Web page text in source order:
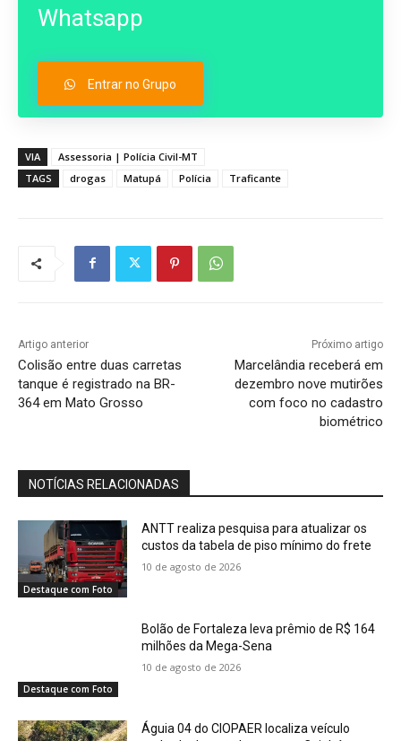
Whatsapp
Entrar no Grupo
VIA
Assessoria | Polícia Civil-MT
TAGS
drogas Matupá Polícia Traficante
Artigo anterior
Colisão entre duas carretas
tanque é registrado na BR-
364 em Mato Grosso
Próximo artigo
Marcelândia receberá em
dezembro nove mutirões
com foco no cadastro
biométrico
NOTÍCIAS RELACIONADAS
Destaque com Foto
ANTT realiza pesquisa para atualizar os
custos da tabela de piso mínimo do frete
10 de agosto de 2026
Destaque com Foto
Bolão de Fortaleza leva prêmio de R$ 164
milhões da Mega-Sena
10 de agosto de 2026
Águia 04 do CIOPAER localiza veículo